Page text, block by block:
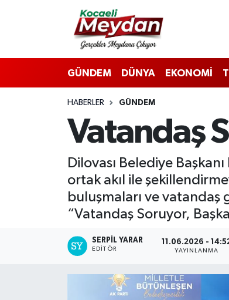
GÜNDEM DÜNYA EKONOMİ
HABERLER GÜNDEM
Vatandaş
Dilovası Belediye
ortak akıl ile
buluşmaları ve
“Vatandaş Soruyor,
SERPİL YARAR
EDITÖR
11.06.2026 -
YAYINLANMA
Nöbetçi Eczaneler
Hava Durumu
Trafik Durumu
Süper Lig Puan Durumu ve Fikstür
Tüm Manşetler
Son Dakika Haberleri